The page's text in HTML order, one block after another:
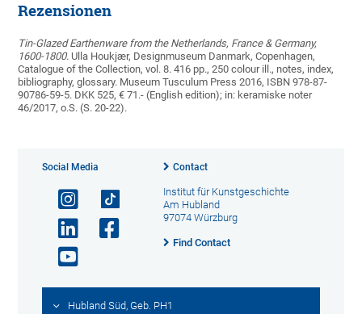
Rezensionen
Tin-Glazed Earthenware from the Netherlands, France & Germany,
1600-1800. Ulla Houkjær, Designmuseum Danmark, Copenhagen,
Catalogue of the Collection, vol. 8. 416 pp., 250 colour ill., notes, index,
bibliography, glossary. Museum Tusculum Press 2016, ISBN 978-87-
90786-59-5. DKK 525, € 71.- (English edition); in: keramiske noter
46/2017, o.S. (S. 20-22).
Social Media Contact
Institut für Kunstgeschichte
Am Hubland
97074 Würzburg
Find Contact
Hubland Süd, Geb. PH1